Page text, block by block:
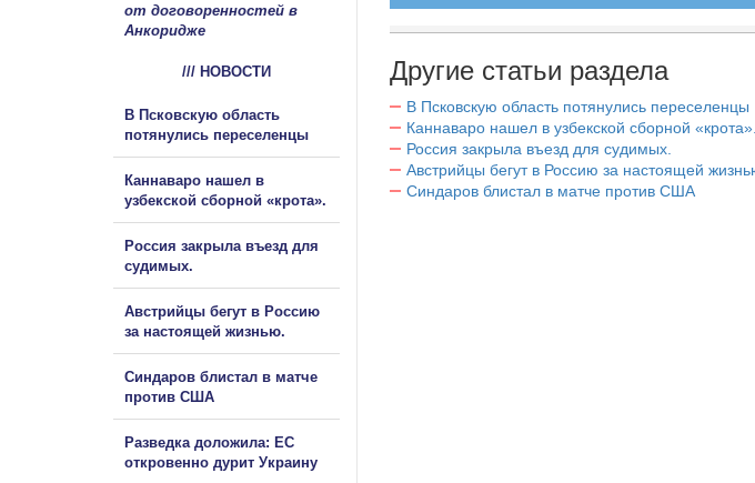
Другие статьи раздела
В Псковскую область потянулись переселенцы
Каннаваро нашел в узбекской сборной «крота».
Россия закрыла въезд для судимых.
Австрийцы бегут в Россию за настоящей
Синдаров блистал в матче против США
от договоренностей в
Анкоридже
/// НОВОСТИ
В Псковскую область
потянулись переселенцы
Каннаваро нашел в
узбекской сборной «крота».
Россия закрыла въезд для
судимых.
Австрийцы бегут в Россию
за настоящей жизнью.
Синдаров блистал в матче
против США
Разведка доложила: ЕС
откровенно дурит Украину